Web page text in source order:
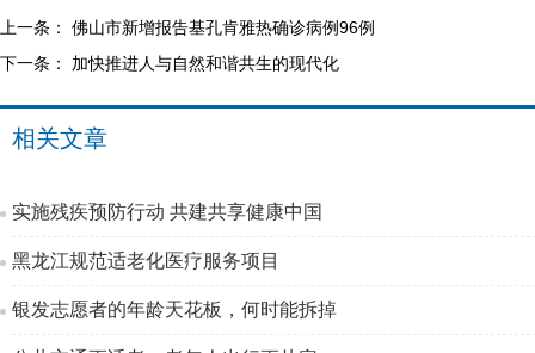
上一条： 佛山市新增报告基孔肯雅热确诊病例96例
下一条： 加快推进人与自然和谐共生的现代化
相关文章
实施残疾预防行动 共建共享健康中国
黑龙江规范适老化医疗服务项目
银发志愿者的年龄天花板，何时能拆掉